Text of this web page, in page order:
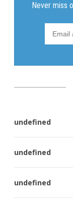
undefined
undefined
undefined